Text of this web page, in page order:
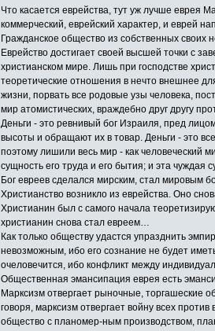
Что касается еврейства, тут уж лучше еврея
коммерческий, еврейский характер, и еврей
Гражданское общество из собственных
Еврейство достигает своей высшей точки с
христианском мире. Лишь при господстве
теоретические отношения в нечто внешнее
жизни, порвать все родовые узы человека,
мир атомистических, враждебно друг другу
Деньги - это ревнивый бог Израиля, пред
высоты и обращают их в товар. Деньги - это
поэтому лишили весь мир - как человеческий
сущность его труда и его бытия; и эта чуждая
Бог евреев сделался мирским, стал мировым
Христианство возникло из еврейства. Оно
Христианин был с самого начала
христианин снова стал евреем…
Как только обществу удастся упразднить
невозможным, ибо его сознание не будет
очеловечится, ибо конфликт между
Общественная эмансипация еврея есть
Марксизм отвергает рыночные, торгашеские
говоря, марксизм отвергает войну всех
общество с планомер-ным производством,